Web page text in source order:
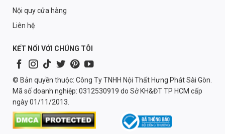
Nội quy cửa hàng
Liên hệ
KẾT NỐI VỚI CHÚNG TÔI
© Bản quyền thuộc: Công Ty TNHH Nội Thất Hưng Phát Sài Gòn.
Mã số doanh nghiệp: 0312530919 do Sở KH&ĐT TP HCM cấp
ngày 01/11/2013.